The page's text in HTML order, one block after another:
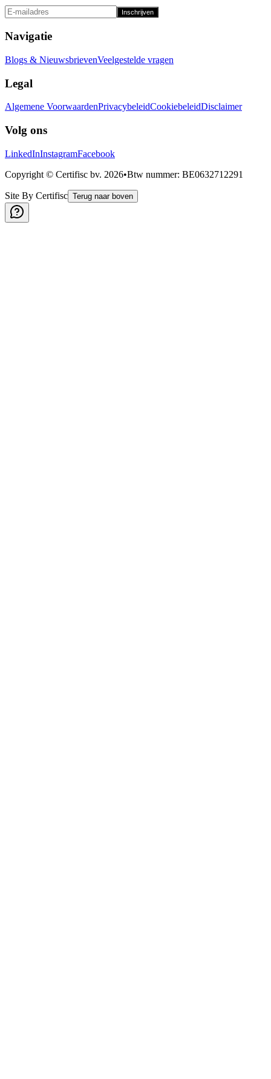
Inschrijven
Navigatie
Blogs & NieuwsbrievenVeelgestelde vragen
Legal
Algemene VoorwaardenPrivacybeleidCookiebeleidDisclaimer
Volg ons
LinkedInInstagramFacebook
Copyright © Certifisc bv. 2026•Btw nummer: BE0632712291
Site By Certifisc Terug naar boven